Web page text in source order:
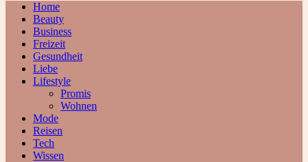
Home
Beauty
Business
Freizeit
Gesundheit
Liebe
Lifestyle
Promis
Wohnen
Mode
Reisen
Tech
Wissen